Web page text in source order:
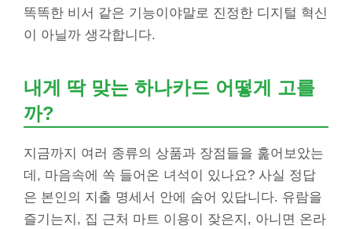
똑똑한 비서 같은 기능이야말로 진정한 디지털 혁신
이 아닐까 생각합니다.
내게 딱 맞는 하나카드 어떻게 고를
까?
지금까지 여러 종류의 상품과 장점들을 훑어보았는
데, 마음속에 쏙 들어온 녀석이 있나요? 사실 정답
은 본인의 지출 명세서 안에 숨어 있답니다. 유람을
즐기는지, 집 근처 마트 이용이 잦은지, 아니면 온라